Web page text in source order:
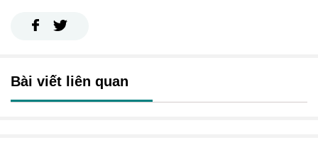
Bài viết liên quan